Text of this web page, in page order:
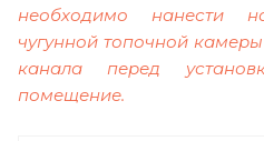
необходимо нанести
чугунной топочной
канала перед
помещение.